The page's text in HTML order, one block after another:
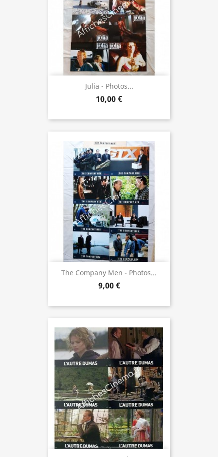
Julia - Photos...
10,00 €
The Company Men - Photos...
9,00 €